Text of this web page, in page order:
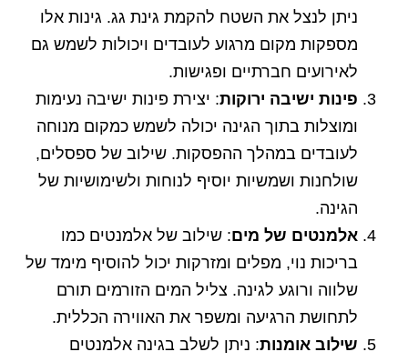
ניתן לנצל את השטח להקמת גינת גג. גינות אלו
מספקות מקום מרגוע לעובדים ויכולות לשמש גם
לאירועים חברתיים ופגישות.
פינות ישיבה ירוקות: יצירת פינות ישיבה נעימות
ומוצלות בתוך הגינה יכולה לשמש כמקום מנוחה
לעובדים במהלך ההפסקות. שילוב של ספסלים,
שולחנות ושמשיות יוסיף לנוחות ולשימושיות של
הגינה.
אלמנטים של מים: שילוב של אלמנטים כמו
בריכות נוי, מפלים ומזרקות יכול להוסיף מימד של
שלווה ורוגע לגינה. צליל המים הזורמים תורם
לתחושת הרגיעה ומשפר את האווירה הכללית.
שילוב אומנות: ניתן לשלב בגינה אלמנטים